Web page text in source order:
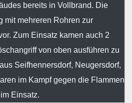
bereits in Vollbrand. Die
mit mehreren Rohren zur
Zum Einsatz kamen auch 2
von oben ausführen zu
Seifhennersdorf, Neugersdorf,
im Kampf gegen die Flammen
im Einsatz.